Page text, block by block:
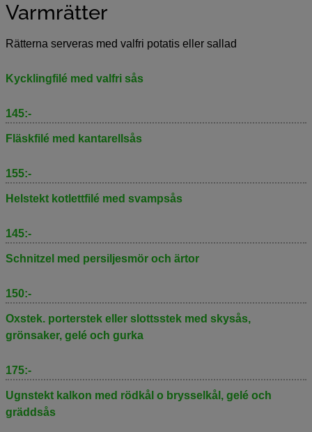
Varmrätter
Rätterna serveras med valfri potatis eller sallad
Kycklingfilé med valfri sås
145:-
Fläskfilé med kantarellsås
155:-
Helstekt kotlettfilé med svampsås
145:-
Schnitzel med persiljesmör och ärtor
150:-
Oxstek. porterstek eller slottsstek med skysås,
grönsaker, gelé och gurka
175:-
Ugnstekt kalkon med rödkål o brysselkål, gelé och
gräddsås